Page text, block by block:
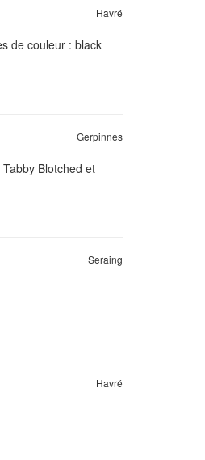
Havré
de couleur : black
Gerpinnes
Blotched et
Seraing
Havré